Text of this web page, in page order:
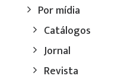
Por mídia
Catálogos
Jornal
Revista